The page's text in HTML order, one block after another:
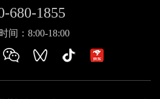
680-1855
间：8:00-18:00